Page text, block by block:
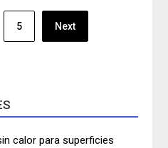
5 Next
calor para superficies